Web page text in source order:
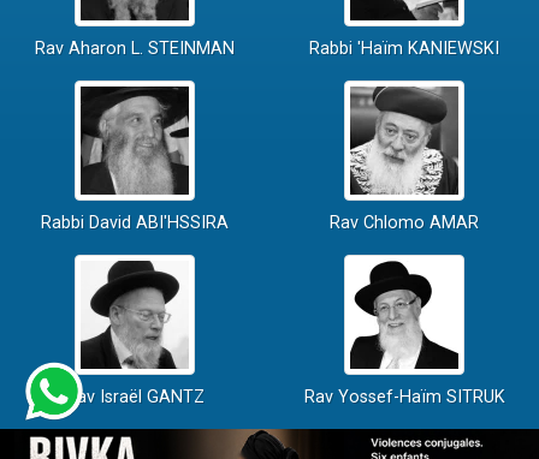
Rav Aharon L. STEINMAN Rabbi 'Haïm KANIEWSKI
Rabbi David ABI'HSSIRA Rav Chlomo AMAR
Rav Israël GANTZ Rav Yossef-Haïm SITRUK